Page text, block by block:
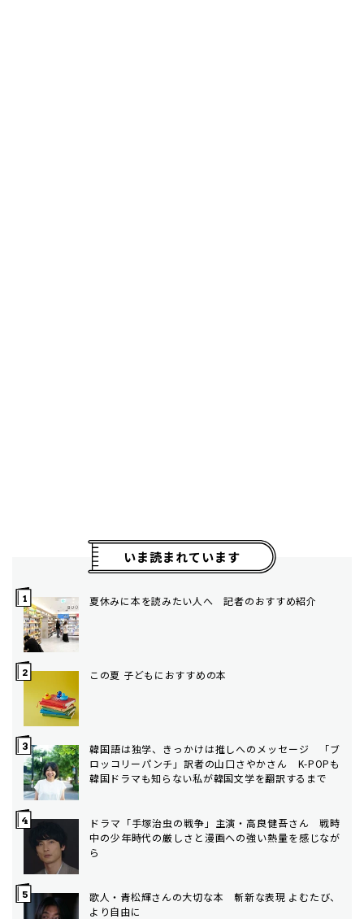
いま読まれています
夏休みに本を読みたい人へ 記者のおすすめ紹介
この夏 子どもにおすすめの本
韓国語は独学、きっかけは推しへのメッセージ 「ブ
ロッコリーパンチ」訳者の山口さやかさん K-POPも
韓国ドラマも知らない私が韓国文学を翻訳するまで
ドラマ「手塚治虫の戦争」主演・高良健吾さん 戦時
中の少年時代の厳しさと漫画への強い熱量を感じなが
ら
歌人・青松輝さんの大切な本 斬新な表現 よむたび、
より自由に